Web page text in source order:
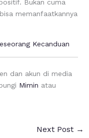
Bukan cuma
memanfaatkannya
Kecanduan
dan akun di media
Mimin atau
Next Post →